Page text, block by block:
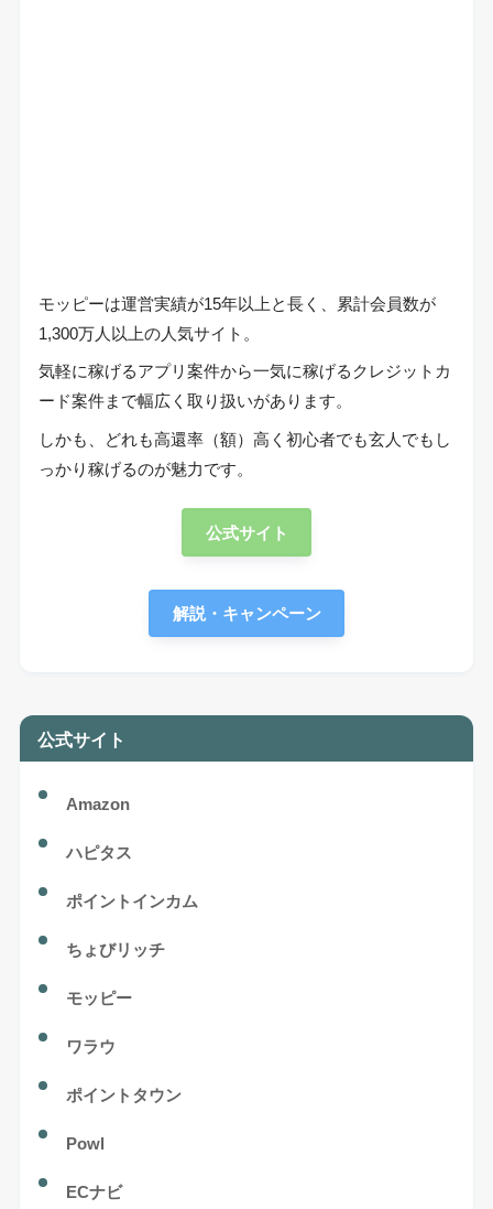
モッピーは運営実績が15年以上と長く、累計会員数が
1,300万人以上の人気サイト。
気軽に稼げるアプリ案件から一気に稼げるクレジットカ
ード案件まで幅広く取り扱いがあります。
しかも、どれも高還率（額）高く初心者でも玄人でもし
っかり稼げるのが魅力です。
公式サイト
解説・キャンペーン
公式サイト
Amazon
ハピタス
ポイントインカム
ちょびリッチ
モッピー
ワラウ
ポイントタウン
Powl
ECナビ